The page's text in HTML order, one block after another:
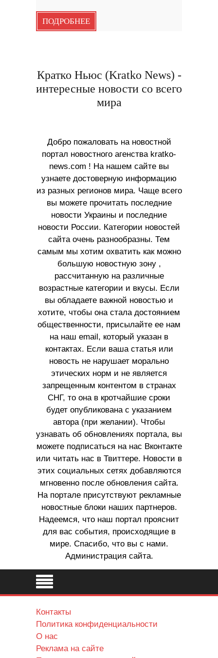
ПОДРОБНЕЕ
Кратко Ньюс (Kratko News) -
интересные новости со всего
мира
Добро пожаловать на новостной
портал новостного агенства kratko-
news.com ! На нашем сайте вы
узнаете достоверную информацию
из разных регионов мира. Чаще всего
вы можете прочитать последние
новости Украины и последние
новости России. Категории новостей
сайта очень разнообразны. Тем
самым мы хотим охватить как можно
большую новостную зону ,
рассчитанную на различные
возрастные категории и вкусы. Если
вы обладаете важной новостью и
хотите, чтобы она стала достоянием
общественности, присылайте ее нам
на наш email, который указан в
контактах. Если ваша статья или
новость не нарушает морально
этических норм и не является
запрещенным контентом в странах
СНГ, то она в кротчайшие сроки
будет опубликована с указанием
автора (при желании). Чтобы
узнавать об обновлениях портала, вы
можете подписаться на нас Вконтакте
или читать нас в Твиттере. Новости в
этих социальных сетях добавляются
мгновенно после обновления сайта.
На портале присутствуют рекламные
новостные блоки наших партнеров.
Надеемся, что наш портал прояснит
для вас события, происходящие в
мире. Спасибо, что вы с нами.
Администрация сайта.
Контакты
Политика конфиденциальности
О нас
Реклама на сайте